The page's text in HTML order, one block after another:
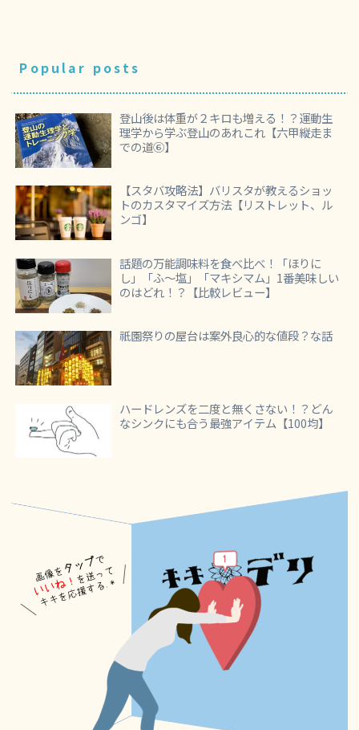
Popular posts
登山後は体重が２キロも増える！？運動生
理学から学ぶ登山のあれこれ【六甲縦走ま
での道⑥】
【スタバ攻略法】バリスタが教えるショッ
トのカスタマイズ方法【リストレット、ル
ンゴ】
話題の万能調味料を食べ比べ！「ほりに
し」「ふ～塩」「マキシマム」1番美味しい
のはどれ！？【比較レビュー】
祇園祭りの屋台は案外良心的な値段？な話
ハードレンズを二度と無くさない！？どん
なシンクにも合う最強アイテム【100均】